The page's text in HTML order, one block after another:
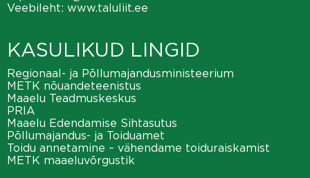
Veebileht: www.taluliit.ee
KASULIKUD LINGID
Regionaal- ja Põllumajandusministeerium
METK nõuandeteenistus
Maaelu Teadmuskeskus
PRIA
Maaelu Edendamise Sihtasutus
Põllumajandus- ja Toiduamet
Toidu annetamine – vähendame toiduraiskamist
METK maaeluvõrgustik